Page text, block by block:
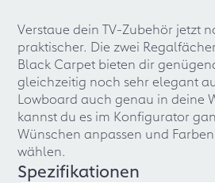
Verstaue dein TV-Zubehör jetzt
praktischer. Die zwei
Black Carpet bieten dir
gleichzeitig noch sehr elegant
Lowboard auch genau in deine
kannst du es im Konfigurator
Wünschen anpassen und
wählen.
Spezifikationen